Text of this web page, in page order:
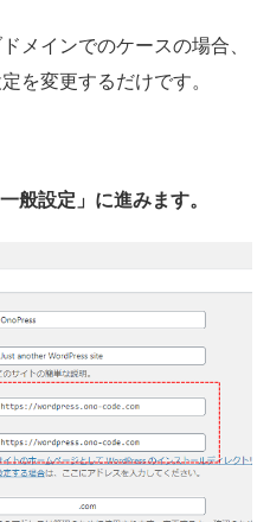
メインでのケースの場合、
を変更するだけです。
般設定」に進みます。